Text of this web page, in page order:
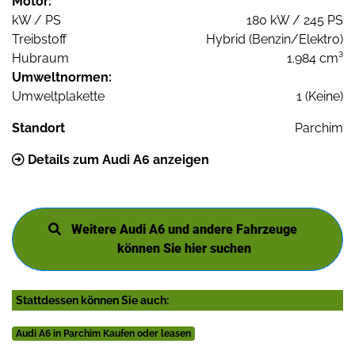
kW / PS
180 kW / 245 PS
Treibstoff
Hybrid (Benzin/Elektro)
Hubraum
1.984 cm³
Umweltnormen:
Umweltplakette
1 (Keine)
Standort Parchim
Details zum Audi A6 anzeigen
Weitere Audi A6 und andere Fahrzeuge
können Sie hier suchen
Stattdessen können Sie auch:
Audi A6 in Parchim Kaufen oder leasen